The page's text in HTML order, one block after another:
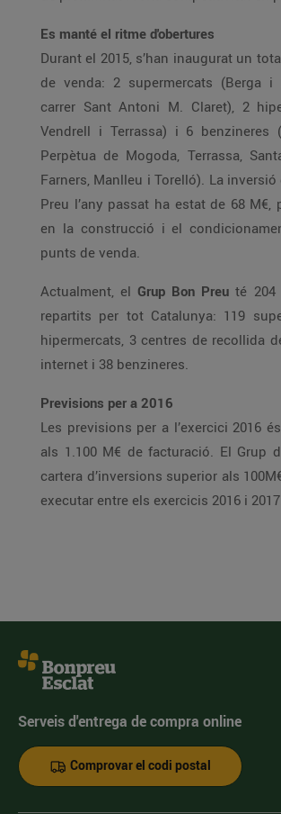
Es manté el ritme d'obertures
Durant el 2015, s’han inaugurat un
de venda: 2 supermercats (Berga i
carrer Sant Antoni M. Claret), 2
Vendrell i Terrassa) i 6 benzineres
Perpètua de Mogoda, Terrassa,
Farners, Manlleu i Torelló). La inversió
Preu l’any passat ha estat de 68 M€,
en la construcció i el
punts de venda.
Actualment, el Grup Bon Preu té 204
repartits per tot Catalunya: 119
hipermercats, 3 centres de recollida
internet i 38 benzineres.
Previsions per a 2016
Les previsions per a l’exercici 2016
als 1.100 M€ de facturació. El Grup
cartera d’inversions superior als
executar entre els exercicis 2016 i
Serveis d'entrega de compra online
Comprovar el codi postal